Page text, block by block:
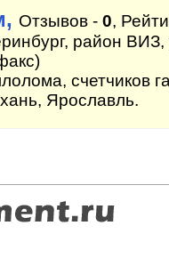
Отзывов - 0,
район
счетчиков
Ярославль.